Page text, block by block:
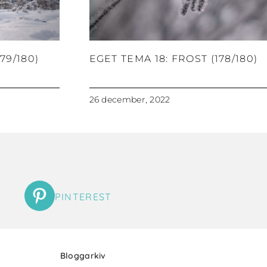
180) EGET TEMA 18: FROST (178/180)
26 december, 2022
PINTEREST
Bloggarkiv